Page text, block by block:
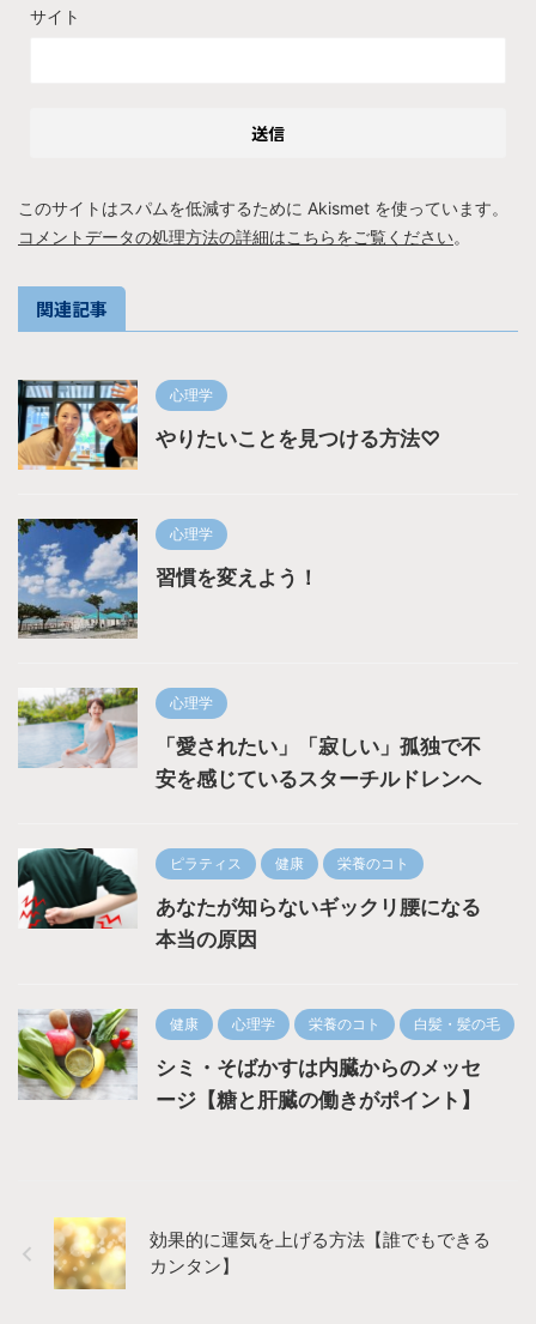
サイト
このサイトはスパムを低減するために Akismet を使っています。
コメントデータの処理方法の詳細はこちらをご覧ください。
関連記事
心理学
やりたいことを見つける方法♡
心理学
習慣を変えよう！
心理学
「愛されたい」「寂しい」孤独で不
安を感じているスターチルドレンへ
ピラティス 健康 栄養のコト
あなたが知らないギックリ腰になる
本当の原因
健康 心理学 栄養のコト 白髪・髪の毛
シミ・そばかすは内臓からのメッセ
ージ【糖と肝臓の働きがポイント】
効果的に運気を上げる方法【誰でもできる
カンタン】